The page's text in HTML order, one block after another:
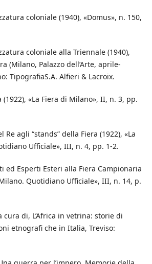
coloniale (1940), «Domus», n. 150,
coloniale alla Triennale (1940),
(Milano, Palazzo dell’Arte, aprile-
TipografiaS.A. Alfieri & Lacroix.
«La Fiera di Milano», II, n. 3, pp.
Re agli “stands” della Fiera (1922), «La
Ufficiale», III, n. 4, pp. 1-2.
ed Esperti Esteri alla Fiera Campionaria
Quotidiano Ufficiale», III, n. 14, p.
cura di, L’Africa in vetrina: storie di
etnografi che in Italia, Treviso: